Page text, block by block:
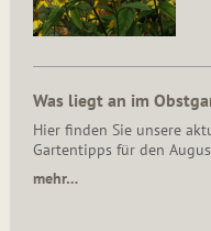
Was liegt an im
Hier finden Sie unsere
Gartentipps für den
mehr…